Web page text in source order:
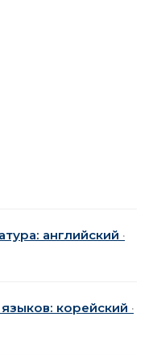
английский ·
корейский ·